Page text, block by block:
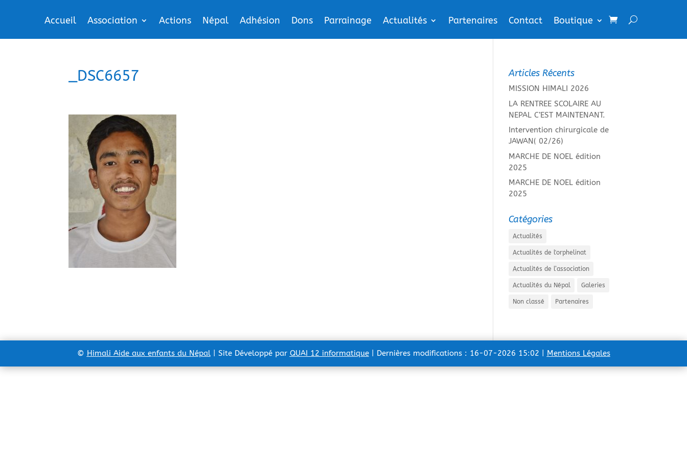
Accueil Association Actions Népal Adhésion Dons Parrainage Actualités Partenaires Contact Boutique
_DSC6657 Articles Récents
MISSION HIMALI 2026
LA RENTREE SCOLAIRE AU
NEPAL C’EST MAINTENANT.
Intervention chirurgicale de
JAWAN( 02/26)
MARCHE DE NOEL édition
2025
MARCHE DE NOEL édition
2025
Catégories
Actualités
Actualités de l'orphelinat
Actualités de l’association
Actualités du Népal Galeries
Non classé Partenaires
© Himali Aide aux enfants du Népal | Site Développé par QUAI 12 informatique | Dernières modifications : 16-07-2026 15:02 | Mentions Légales